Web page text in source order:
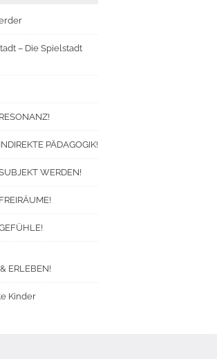
– Die Spielstadt
PÄDAGOGIK!
WERDEN!
ERLEBEN!
Kinder